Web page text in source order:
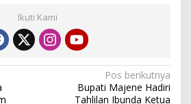
Ikuti Kami
Pos berikutnya
Bupati Majene Hadiri
Tahlilan Ibunda Ketua